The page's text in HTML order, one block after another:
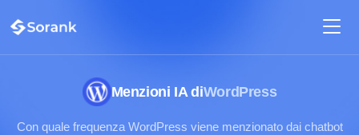
Menzioni IA diWordPress
Con quale frequenza WordPress viene menzionato dai chatbot